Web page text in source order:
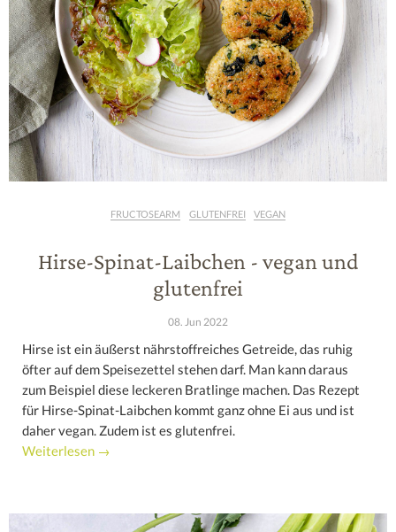
FRUCTOSEARM GLUTENFREI VEGAN
Hirse-Spinat-Laibchen - vegan und
glutenfrei
08. Jun 2022
Hirse ist ein äußerst nährstoffreiches Getreide, das ruhig
öfter auf dem Speisezettel stehen darf. Man kann daraus
zum Beispiel diese leckeren Bratlinge machen. Das Rezept
für Hirse-Spinat-Laibchen kommt ganz ohne Ei aus und ist
daher vegan. Zudem ist es glutenfrei.
Weiterlesen →